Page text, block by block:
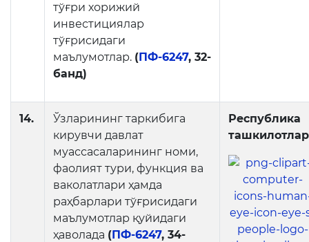
тўғри хорижий
инвестициялар
тўғрисидаги
маълумотлар. (ПФ-6247, 32-
банд)
14.
Ўзларининг таркибига
кирувчи давлат
муассасаларининг номи,
фаолият тури, функция ва
ваколатлари ҳамда
раҳбарлари тўғрисидаги
маълумотлар қуйидаги
ҳаволада (ПФ-6247, 34-
Республика